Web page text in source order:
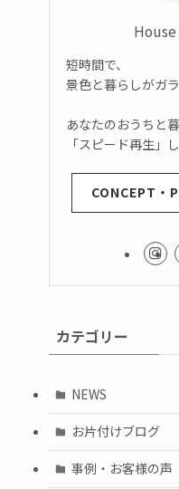
House
短時間で、
景色と暮らしがガ
あなたのおうちと
「スピード再生」し
CONCEPT・
カテゴリー
NEWS
お片付けブログ
事例・お客様の声